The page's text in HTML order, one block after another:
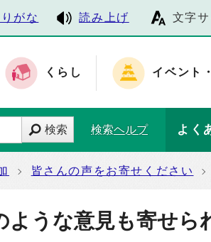
がな 読み上げ 文字
くらし イベント
検索 検索ヘルプ よく
皆さんの声をお寄せください
うな意見も寄せら